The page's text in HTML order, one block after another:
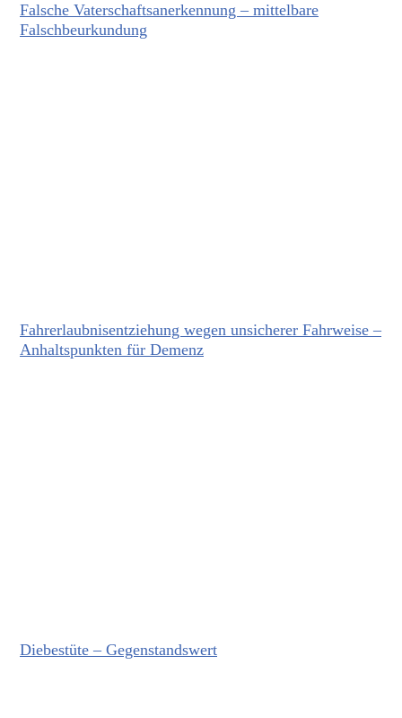
Falsche Vaterschaftsanerkennung – mittelbare
Falschbeurkundung
Fahrerlaubnisentziehung wegen unsicherer Fahrweise –
Anhaltspunkten für Demenz
Diebestüte – Gegenstandswert